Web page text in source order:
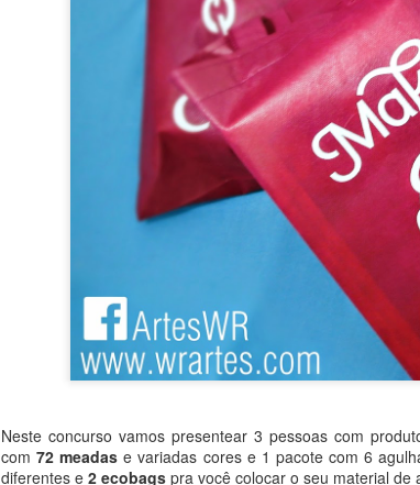
Neste concurso vamos presentear 3 pessoas com
com72 meadas e variadas cores e 1 pacote com 6
diferentes e 2 ecobags pra você colocar o seu material
Se quiser baixar o arquivo em
consiga extrair a resolução